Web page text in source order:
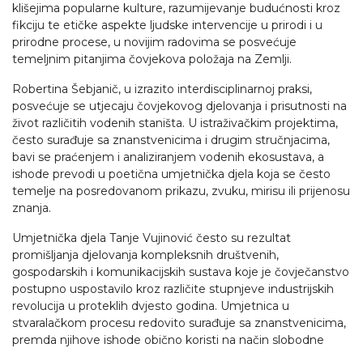
klišejima popularne kulture, razumijevanje budućnosti kroz
fikciju te etičke aspekte ljudske intervencije u prirodi i u
prirodne procese, u novijim radovima se posvećuje
temeljnim pitanjima čovjekova položaja na Zemlji.
Robertina Šebjanič, u izrazito interdisciplinarnoj praksi,
posvećuje se utjecaju čovjekovog djelovanja i prisutnosti na
život različitih vodenih staništa. U istraživačkim projektima,
često surađuje sa znanstvenicima i drugim stručnjacima,
bavi se praćenjem i analiziranjem vodenih ekosustava, a
ishode prevodi u poetična umjetnička djela koja se često
temelje na posredovanom prikazu, zvuku, mirisu ili prijenosu
znanja.
Umjetnička djela Tanje Vujinović često su rezultat
promišljanja djelovanja kompleksnih društvenih,
gospodarskih i komunikacijskih sustava koje je čovječanstvo
postupno uspostavilo kroz različite stupnjeve industrijskih
revolucija u proteklih dvjesto godina. Umjetnica u
stvaralačkom procesu redovito surađuje sa znanstvenicima,
premda njihove ishode obično koristi na način slobodne